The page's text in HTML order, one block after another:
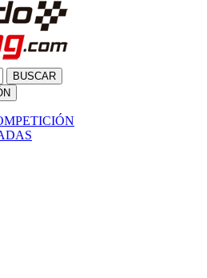
BUSCAR